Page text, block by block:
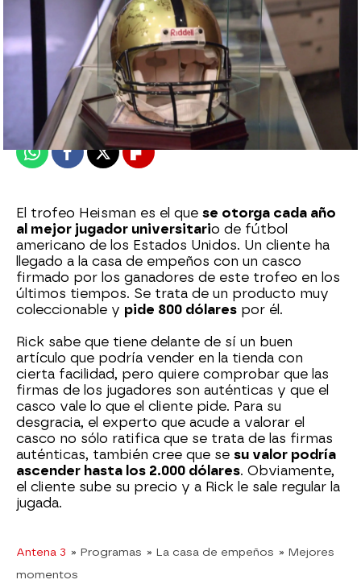
mega
Publicado:13 de septiembre de 2024, 20:04
WhatsappFacebook
X Flipboard
El trofeo Heisman es el que se otorga cada año
al mejor jugador universitario de fútbol
americano de los Estados Unidos. Un cliente ha
llegado a la casa de empeños con un casco
firmado por los ganadores de este trofeo en los
últimos tiempos. Se trata de un producto muy
coleccionable y pide 800 dólares por él.
Rick sabe que tiene delante de sí un buen
artículo que podría vender en la tienda con
cierta facilidad, pero quiere comprobar que las
firmas de los jugadores son auténticas y que el
casco vale lo que el cliente pide. Para su
desgracia, el experto que acude a valorar el
casco no sólo ratifica que se trata de las firmas
auténticas, también cree que se su valor podría
ascender hasta los 2.000 dólares. Obviamente,
el cliente sube su precio y a Rick le sale regular la
jugada.
Antena 3 » Programas » La casa de empeños » Mejores
momentos